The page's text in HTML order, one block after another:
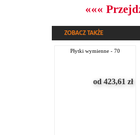
«««
ZOBACZ TAKŻE
płytki wymienne - 70
od 423,61 zł